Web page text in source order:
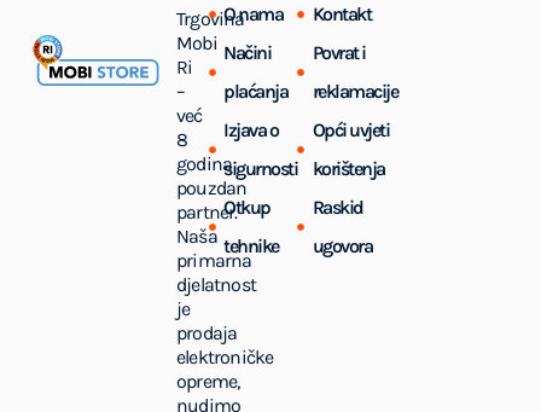
Trgovina
Mobi
Ri
–
već
8
godina
pouzdan
partner.
Naša
primarna
djelatnost
je
prodaja
elektroničke
opreme,
nudimo
O nama
Kontakt
Načini
plaćanja
Povrat i
reklamacije
Izjava o
sigurnosti
Opći uvjeti
korištenja
Otkup
tehnike
Raskid
ugovora